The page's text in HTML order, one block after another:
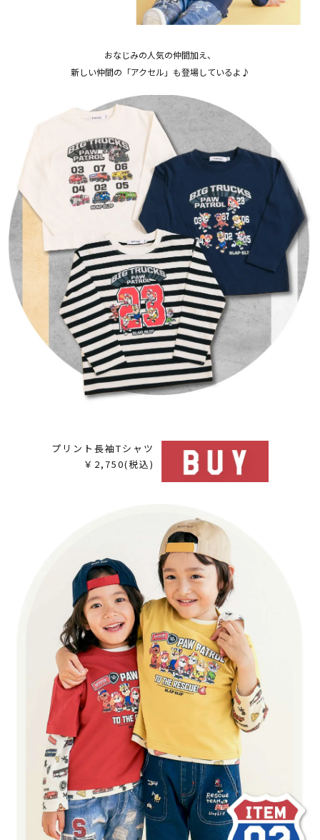
おなじみの人気の仲間加え、
新しい仲間の「アクセル」も登場しているよ♪
プリント長袖Tシャツ
￥2,750(税込)